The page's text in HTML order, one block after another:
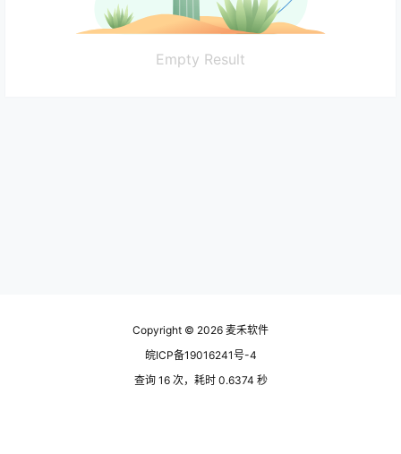
Empty Result
Copyright © 2026 麦禾软件
皖ICP备19016241号-4
查询 16 次，耗时 0.6374 秒